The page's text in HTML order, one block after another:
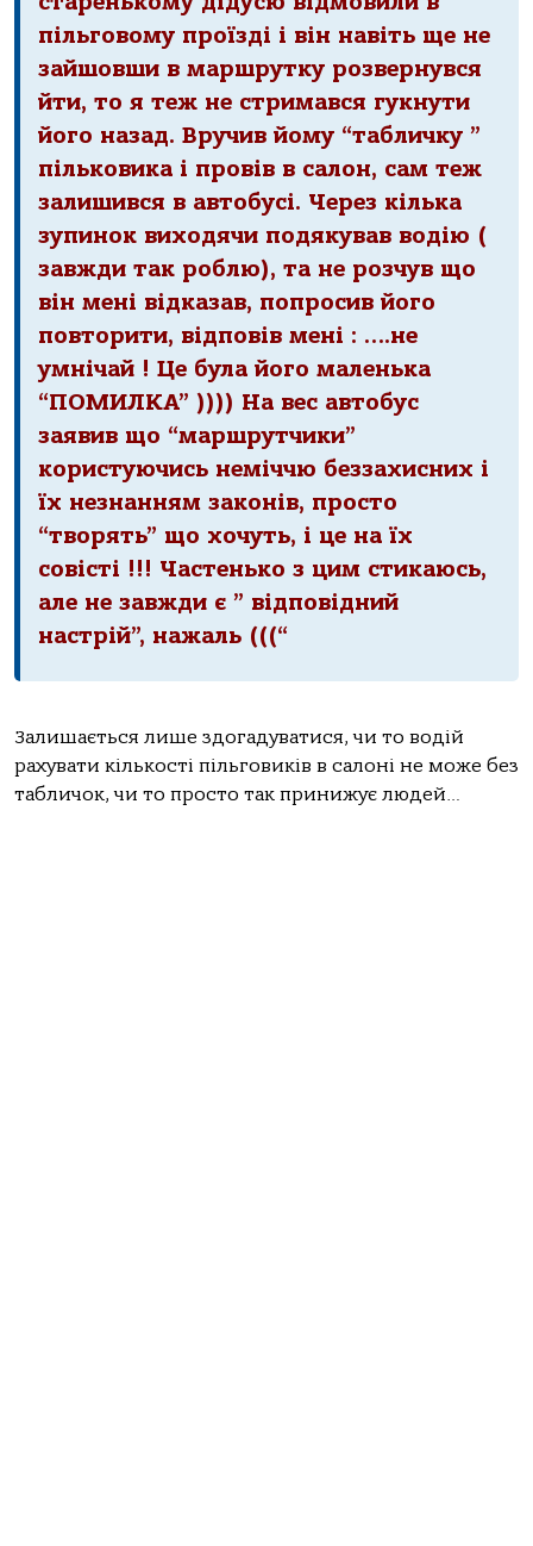
пільговому проїзді і він навіть ще не
зайшовши в маршрутку розвернувся
йти, то я теж не стримався гукнути
його назад. Вручив йому “табличку ”
пільковика і провів в салон, сам теж
залишився в автобусі. Через кілька
зупинок виходячи подякував водію (
завжди так роблю), та не розчув що
він мені відказав, попросив його
повторити, відповів мені : ….не
умнічай ! Це була його маленька
“ПОМИЛКА” )))) На вес автобус
заявив що “маршрутчики”
користуючись неміччю беззахисних і
їх незнанням законів, просто
“творять” що хочуть, і це на їх
совісті !!! Частенько з цим стикаюсь,
але не завжди є ” відповідний
настрій”, нажаль (((“
Залишається лише здогадуватися, чи то водій
рахувати кількості пільговиків в салоні не може без
табличок, чи то просто так принижує людей…